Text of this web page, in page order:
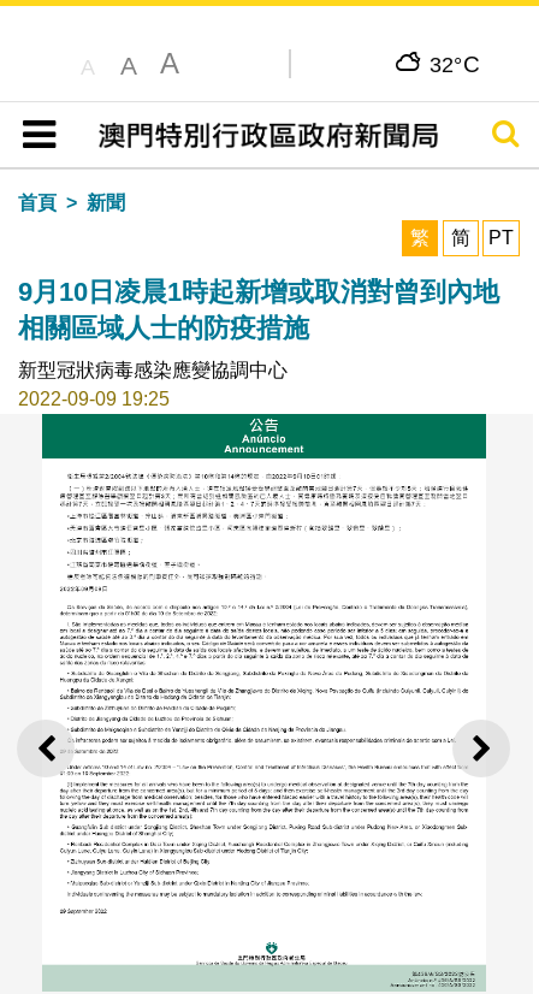
A A A 32°C
目錄
搜尋
首頁
新聞
繁
简 PT
9月10日凌晨1時起新增或取消對曾到內地
相關區域人士的防疫措施
新型冠狀病毒感染應變協調中心
2022-09-09 19:25
上一則 下一